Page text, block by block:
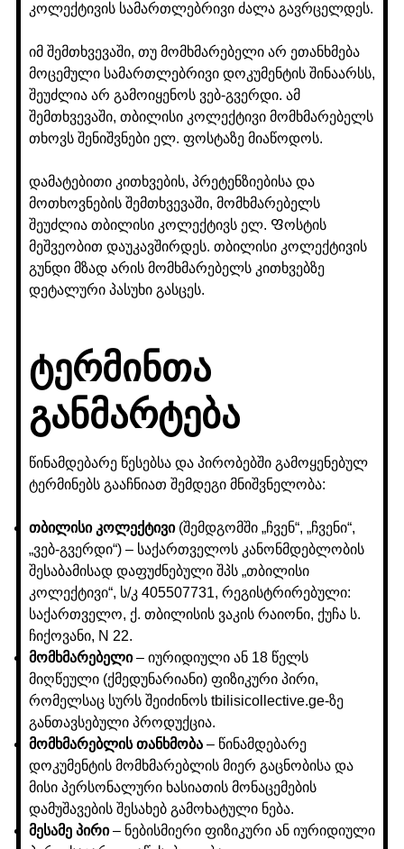
კოლექტივის სამართლებრივი ძალა გავრცელდეს.
იმ შემთხვევაში, თუ მომხმარებელი არ ეთანხმება
მოცემული სამართლებრივი დოკუმენტის შინაარსს,
შეუძლია არ გამოიყენოს ვებ-გვერდი. ამ
შემთხვევაში, თბილისი კოლექტივი მომხმარებელს
თხოვს შენიშვნები ელ. ფოსტაზე მიაწოდოს.
დამატებითი კითხვების, პრეტენზიებისა და
მოთხოვნების შემთხვევაში, მომხმარებელს
შეუძლია თბილისი კოლექტივს ელ. Ფოსტის
მეშვეობით დაუკავშირდეს. თბილისი კოლექტივის
გუნდი მზად არის მომხმარებელს კითხვებზე
დეტალური პასუხი გასცეს.
ტერმინთა
განმარტება
წინამდებარე წესებსა და პირობებში გამოყენებულ
ტერმინებს გააჩნიათ შემდეგი მნიშვნელობა:
თბილისი კოლექტივი(შემდგომში „ჩვენ“, „ჩვენი“,
„ვებ-გვერდი“) – საქართველოს კანონმდებლობის
შესაბამისად დაფუძნებული შპს „თბილისი
კოლექტივი“, ს/კ 405507731, რეგისტრირებული:
საქართველო, ქ. თბილისის ვაკის რაიონი, ქუჩა ს.
ჩიქოვანი, N 22.
მომხმარებელი– იურიდიული ან 18 წელს
მიღწეული (ქმედუნარიანი) ფიზიკური პირი,
რომელსაც სურს შეიძინოს tbilisicollective.ge-ზე
განთავსებული პროდუქცია.
მომხმარებლის თანხმობა– წინამდებარე
დოკუმენტის მომხმარებლის მიერ გაცნობისა და
მისი პერსონალური ხასიათის მონაცემების
დამუშავების შესახებ გამოხატული ნება.
მესამე პირი– ნებისმიერი ფიზიკური ან იურიდიული